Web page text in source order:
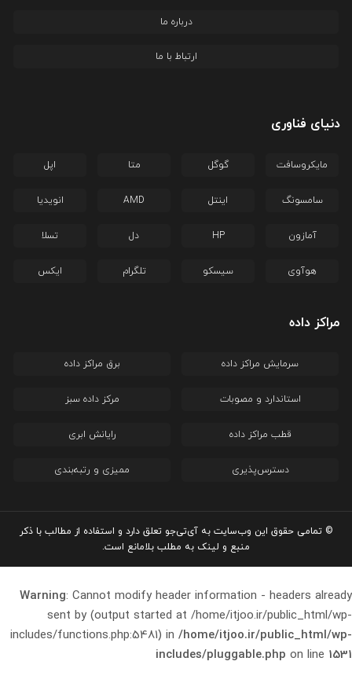
درباره ما
ارتباط با ما
دنیای فناوری
مایکروسافت گوگل متا اپل
سامسونگ اینتل AMD انویدیا
آمازون HP دل تسلا
هوآوی سیسکو تلگرام ایکس
مراکز داده
سرمایش مراکز داده برق مراکز داده
استاندارد و مصوبات مرکز داده سبز
قطب مراکز داده رایانش ابری
دسترس‌پذیری ممیزی و رتبه‌بندی
© تمامی حقوق این وب‌سایت به آی‌تی‌جو تعلق دارد و استفاده از مطالب با ذکر
منبع و لینک به مطلب بلامانع است.
Warning: Cannot modify header information - headers already
sent by (output started at /home/itjoo.ir/public_html/wp-
includes/functions.php:5481) in /home/itjoo.ir/public_html/wp-
includes/pluggable.php on line 1531